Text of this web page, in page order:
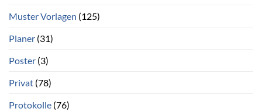
Muster Vorlagen (125)
Planer (31)
Poster (3)
Privat (78)
Protokolle (76)